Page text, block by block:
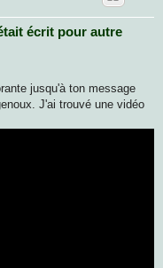
écrit pour autre
jusqu'à ton message
J'ai trouvé une vidéo